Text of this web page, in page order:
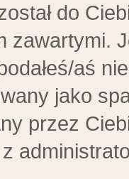
do
zawartymi.
aś
jako
przez